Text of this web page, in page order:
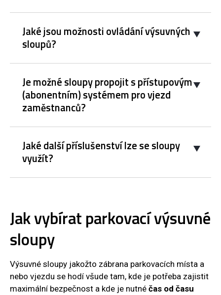
Jaké jsou možnosti ovládání výsuvných
sloupů?
Je možné sloupy propojit s přístupovým
(abonentním) systémem pro vjezd
zaměstnanců?
Jaké další příslušenství lze se sloupy
využít?
Jak vybírat parkovací výsuvné
sloupy
Výsuvné sloupy jakožto zábrana parkovacích místa a
nebo vjezdu se hodí všude tam, kde je potřeba zajistit
maximální bezpečnost a kde je nutné čas od času